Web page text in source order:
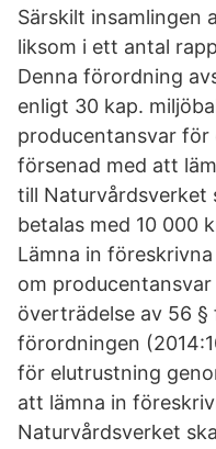
Särskilt insamlingen
liksom i ett antal
Denna förordning
enligt 30 kap.
producentansvar
försenad med att
till Naturvårdsverket
betalas med 10 000
Lämna in
om
överträdelse av 56
förordningen
för elutrustning
att lämna in
Naturvårdsverket